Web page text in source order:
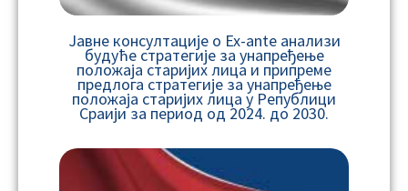
Јавнe консултације о Ex-ante анализи
будуће стратегије за унапређење
положаја старијих лица и припреме
предлога стратегије за унапређење
положаја старијих лица у Републици
Срaији за период од 2024. до 2030.